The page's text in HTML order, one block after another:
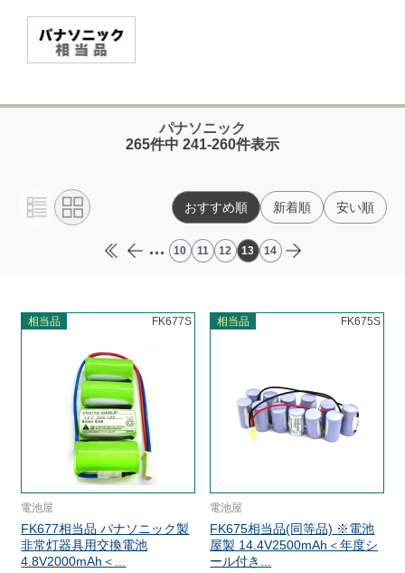
パナソニック
265件中 241-260件表示
... 10 11 12 13 14
おすすめ順 新着順 安い順
相当品 FK677S
電池屋
FK677相当品 パナソニック製
非常灯器具用交換電池
4.8V2000mAh＜...
相当品 FK675S
電池屋
FK675相当品(同等品) ※電池
屋製 14.4V2500mAh＜年度シ
ール付き...